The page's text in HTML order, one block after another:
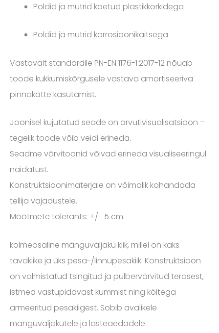
Poldid ja mutrid kaetud plastikkorkidega
Poldid ja mutrid korrosioonikaitsega
Vastavalt standardile PN-EN 1176-1:2017-12 nõuab
toode kukkumiskõrgusele vastava amortiseeriva
pinnakatte kasutamist.
Joonisel kujutatud seade on arvutivisualisatsioon –
tegelik toode võib veidi erineda.
Seadme värvitoonid võivad erineda visualiseeringul
näidatust.
Konstruktsioonimaterjale on võimalik kohandada
tellija vajadustele.
Mõõtmete tolerants: +/- 5 cm.
kolmeosaline mänguväljaku kiik, millel on kaks
tavakiike ja üks pesa-/linnupesakiik. Konstruktsioon
on valmistatud tsingitud ja pulbervärvitud terasest,
istmed vastupidavast kummist ning köitega
armeeritud pesakiigest. Sobib avalikele
mänguväljakutele ja lasteaedadele.